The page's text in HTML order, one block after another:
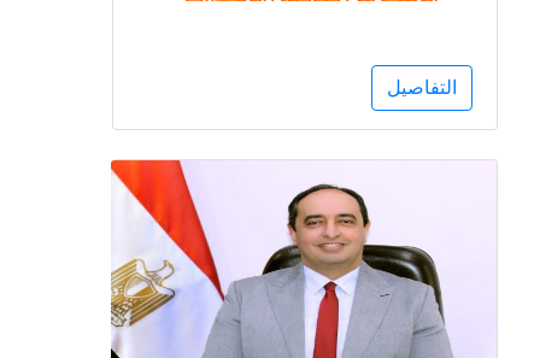
الأولمبية والبارالمبية والاتحادات
الرياضية والأندية ومراكز الشباب
التفاصيل